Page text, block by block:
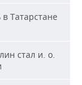
Татарстане
стал и. о.